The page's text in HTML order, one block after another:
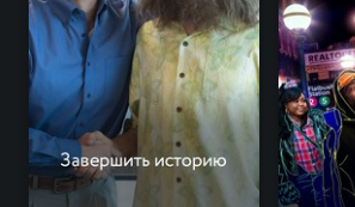
5.7 6.4
7.0